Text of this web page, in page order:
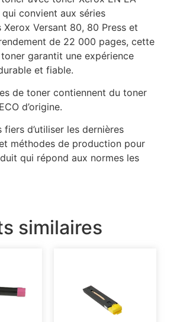
qui convient aux séries
Xerox Versant 80, 80 Press et
de 22 000 pages, cette
garantit une expérience
et fiable.
de toner contiennent du toner
d’origine.
fiers d’utiliser les dernières
méthodes de production pour
qui répond aux normes les
similaires